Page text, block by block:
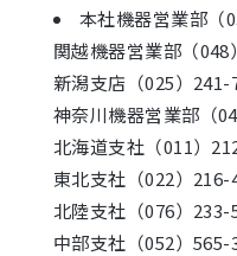
本社機器営業部（
関越機器営業部（048
新潟支店（025）241-
神奈川機器営業部（
北海道支社（011）
東北支社（022）216-
北陸支社（076）233-
中部支社（052）565-